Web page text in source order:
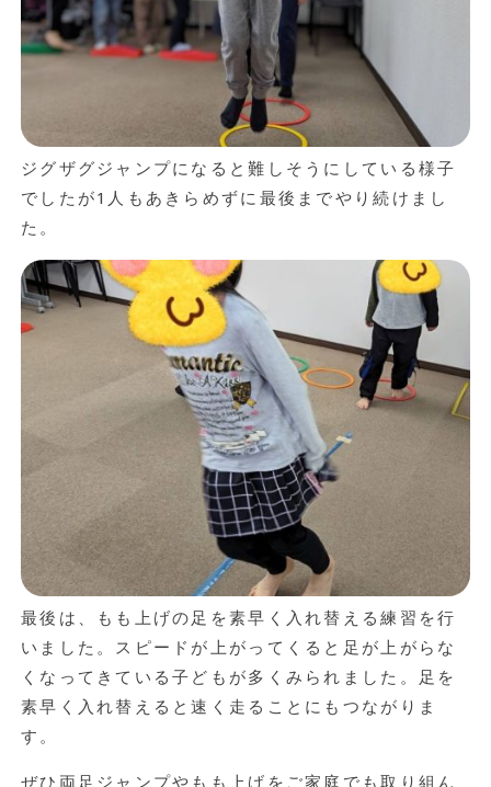
ジグザグジャンプになると難しそうにしている様子
でしたが1人もあきらめずに最後までやり続けまし
た。
最後は、もも上げの足を素早く入れ替える練習を行
いました。スピードが上がってくると足が上がらな
くなってきている子どもが多くみられました。足を
素早く入れ替えると速く走ることにもつながりま
す。
ぜひ両足ジャンプやもも上げをご家庭でも取り組ん